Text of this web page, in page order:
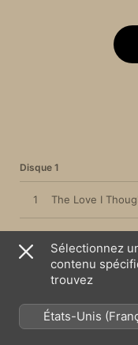
Disque 1
1 The Love I
Just What You
4 But She's Mine
Sélectionnez
contenu
trouvez
États-Unis
France)